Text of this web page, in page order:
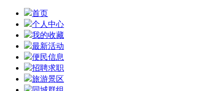
首页
个人中心
我的收藏
最新活动
便民信息
招聘求职
旅游景区